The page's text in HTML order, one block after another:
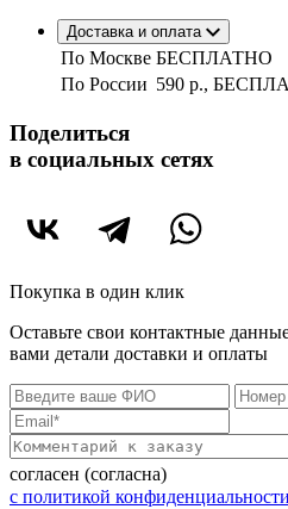
Доставка и оплата
По Москве БЕСПЛАТНО
По России 590 р.,
Поделиться
в социальных сетях
Покупка в один клик
Оставьте свои контактные
вами детали доставки и оплаты
согласен (согласна)
c политикой